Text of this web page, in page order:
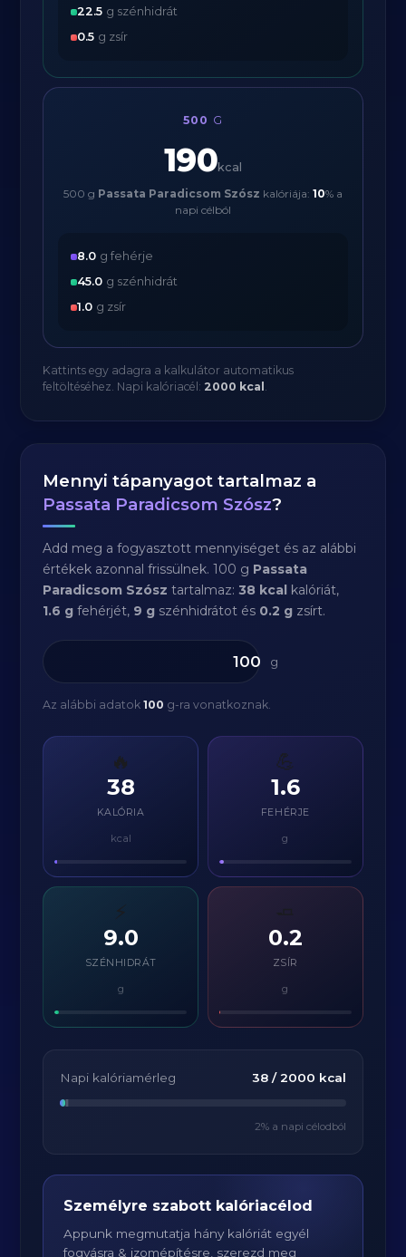
22.5 g szénhidrát
0.5 g zsír
500 G
190kcal
500 g Passata Paradicsom Szósz kalóriája: 10% a
napi célból
8.0 g fehérje
45.0 g szénhidrát
1.0 g zsír
Kattints egy adagra a kalkulátor automatikus
feltöltéséhez. Napi kalóriacél: 2000 kcal .
Mennyi tápanyagot tartalmaz a
Passata Paradicsom Szósz?
Add meg a fogyasztott mennyiséget és az alábbi
értékek azonnal frissülnek. 100 g Passata
Paradicsom Szósz tartalmaz:38 kcal kalóriát,
1.6 g fehérjét, 9 g szénhidrátot és 0.2 g zsírt.
g
Az alábbi adatok100 g-ra vonatkoznak.
🔥
38
KALÓRIA
kcal
💪
1.6
FEHÉRJE
g
⚡
9.0
SZÉNHIDRÁT
g
0.2
ZSÍR
g
Napi kalóriamérleg 38/ 2000 kcal
2% a napi célodból
Személyre szabott kalóriacélod
Appunk megmutatja hány kalóriát egyél
fogyásra & izomépítésre, szerezd meg